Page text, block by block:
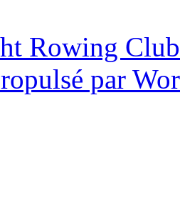
Rowing Club
par